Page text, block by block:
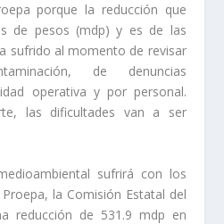
porque la reducción que
de pesos (mdp) y es de las
sufrido al momento de revisar
de denuncias
operativa y por personal.
las dificultades van a ser
sufrirá con los
la Comisión Estatal del
reducción de 531.9 mdp en